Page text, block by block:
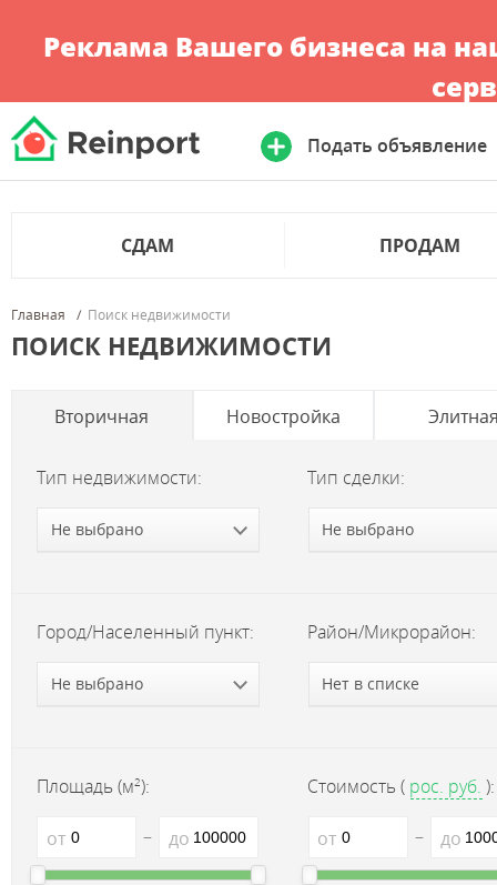
Реклама Вашего бизнеса на
Подать объявление
СДАМ ПРОДАМ
Главная Поиск недвижимости
ПОИСК НЕДВИЖИМОСТИ
Вторичная Новостройка
Тип недвижимости:
Не выбрано
Тип сделки:
Не выбрано
Город/Населенный пункт:
Не выбрано
Район/Микрорайон:
Нет в списке
Площадь (м2):
от – до
Стоимость ( рос. руб. ):
от – до